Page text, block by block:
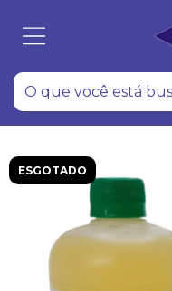
ESGOTADO